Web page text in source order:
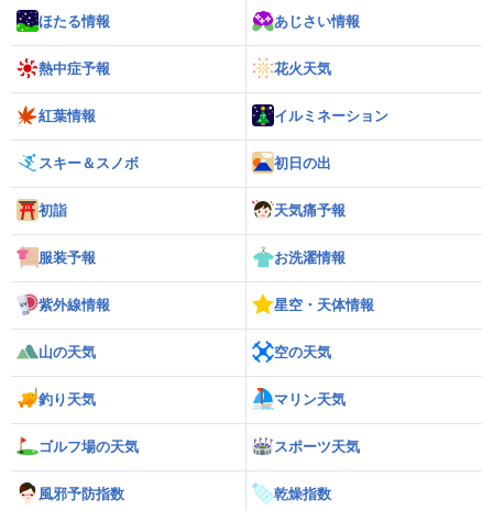
ほたる情報 あじさい情報
熱中症予報 花火天気
紅葉情報 イルミネーション
スキー＆スノボ 初日の出
初詣 天気痛予報
服装予報 お洗濯情報
紫外線情報 星空・天体情報
山の天気 空の天気
釣り天気 マリン天気
ゴルフ場の天気 スポーツ天気
風邪予防指数 乾燥指数